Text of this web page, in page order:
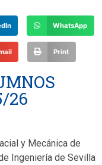
WhatsApp
Print
26
y Mecánica de
Ingeniería de Sevilla